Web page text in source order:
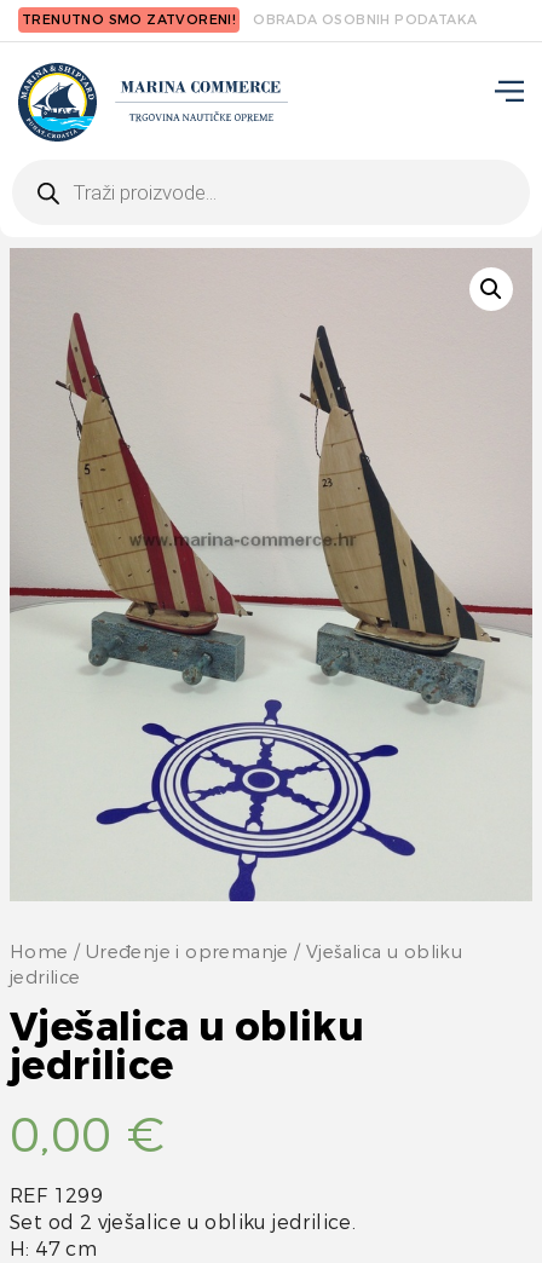
TRENUTNO SMO ZATVORENI! OBRADA OSOBNIH PODATAKA
search
Home / Uređenje i opremanje / Vješalica u obliku
jedrilice
Vješalica u obliku
jedrilice
0,00 €
REF 1299
Set od 2 vješalice u obliku jedrilice.
H: 47 cm